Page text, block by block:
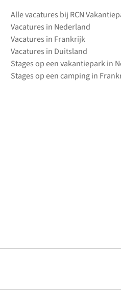
Alle vacatures bij RCN
Vacatures in Nederland
Vacatures in Frankrijk
Vacatures in Duitsland
Stages op een vakantiepark in
Stages op een camping in